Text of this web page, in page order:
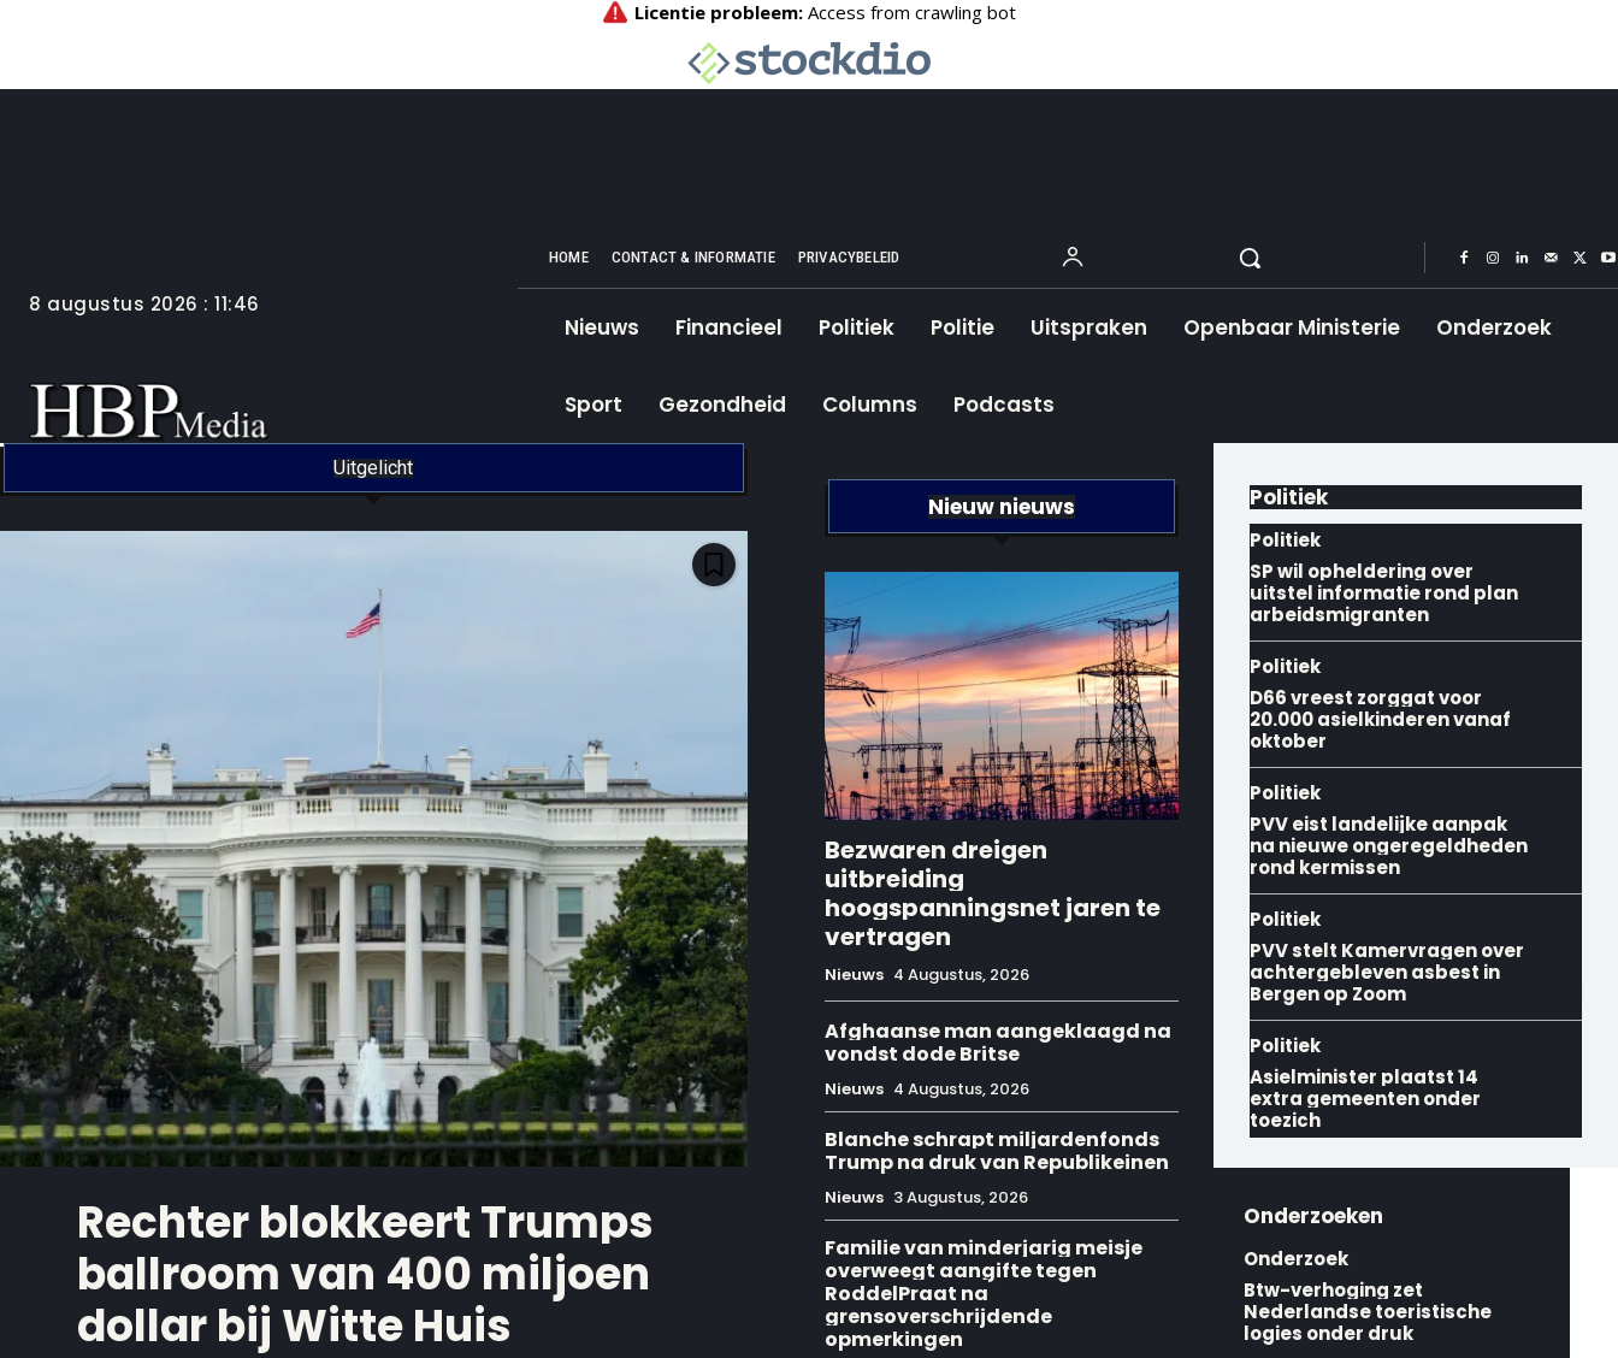
8 augustus 2026 : 11:46
HOME CONTACT & INFORMATIE PRIVACYBELEID
Nieuws Financieel Politiek Politie Uitspraken Openbaar Ministerie Onderzoek
Sport Gezondheid Columns Podcasts
Uitgelicht
Rechter blokkeert Trumps
ballroom van 400 miljoen
dollar bij Witte Huis
Nieuw nieuws
Bezwaren dreigen
uitbreiding
hoogspanningsnet jaren te
vertragen
Nieuws 4 Augustus, 2026
Afghaanse man aangeklaagd na
vondst dode Britse
Nieuws 4 Augustus, 2026
Blanche schrapt miljardenfonds
Trump na druk van Republikeinen
Nieuws 3 Augustus, 2026
Familie van minderjarig meisje
overweegt aangifte tegen
RoddelPraat na
grensoverschrijdende
opmerkingen
Politiek
Politiek
SP wil opheldering over
uitstel informatie rond plan
arbeidsmigranten
Politiek
D66 vreest zorggat voor
20.000 asielkinderen vanaf
oktober
Politiek
PVV eist landelijke aanpak
na nieuwe ongeregeldheden
rond kermissen
Politiek
PVV stelt Kamervragen over
achtergebleven asbest in
Bergen op Zoom
Politiek
Asielminister plaatst 14
extra gemeenten onder
toezich
Onderzoeken
Onderzoek
Btw-verhoging zet
Nederlandse toeristische
logies onder druk